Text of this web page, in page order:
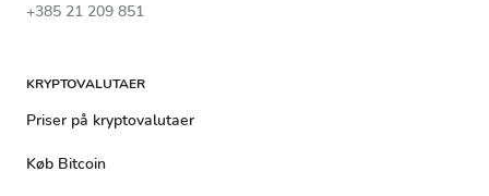
+385 21 209 851
KRYPTOVALUTAER
Priser på kryptovalutaer
Køb Bitcoin